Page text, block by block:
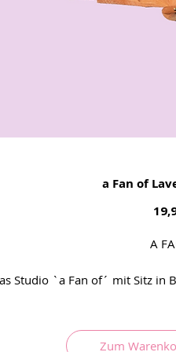
a Fan of
A
Studio `a Fan of´ mit Sitz in
Ventilatoren laufen und noch
Zum